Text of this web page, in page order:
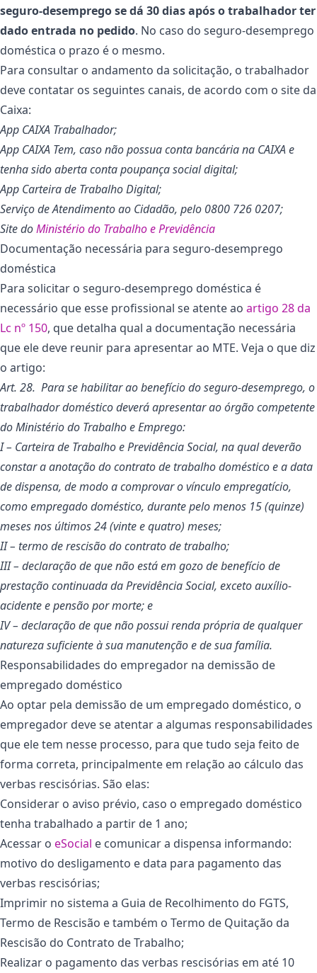
seguro-desemprego se dá 30 dias após o trabalhador ter
dado entrada no pedido. No caso do seguro-desemprego
doméstica o prazo é o mesmo.
Para consultar o andamento da solicitação, o trabalhador
deve contatar os seguintes canais, de acordo com o site da
Caixa:
App CAIXA Trabalhador;
App CAIXA Tem, caso não possua conta bancária na CAIXA e
tenha sido aberta conta poupança social digital;
App Carteira de Trabalho Digital;
Serviço de Atendimento ao Cidadão, pelo 0800 726 0207;
Site doMinistério do Trabalho e Previdência
Documentação necessária para seguro-desemprego
doméstica
Para solicitar o seguro-desemprego doméstica é
necessário que esse profissional se atente ao artigo 28 da
Lc nº 150, que detalha qual a documentação necessária
que ele deve reunir para apresentar ao MTE. Veja o que diz
o artigo:
Art. 28. Para se habilitar ao benefício do seguro-desemprego, o
trabalhador doméstico deverá apresentar ao órgão competente
do Ministério do Trabalho e Emprego:
I – Carteira de Trabalho e Previdência Social, na qual deverão
constar a anotação do contrato de trabalho doméstico e a data
de dispensa, de modo a comprovar o vínculo empregatício,
como empregado doméstico, durante pelo menos 15 (quinze)
meses nos últimos 24 (vinte e quatro) meses;
II – termo de rescisão do contrato de trabalho;
III – declaração de que não está em gozo de benefício de
prestação continuada da Previdência Social, exceto auxílio-
acidente e pensão por morte; e
IV – declaração de que não possui renda própria de qualquer
natureza suficiente à sua manutenção e de sua família.
Responsabilidades do empregador na demissão de
empregado doméstico
Ao optar pela demissão de um empregado doméstico, o
empregador deve se atentar a algumas responsabilidades
que ele tem nesse processo, para que tudo seja feito de
forma correta, principalmente em relação ao cálculo das
verbas rescisórias. São elas:
Considerar o aviso prévio, caso o empregado doméstico
tenha trabalhado a partir de 1 ano;
Acessar o eSocial e comunicar a dispensa informando:
motivo do desligamento e data para pagamento das
verbas rescisórias;
Imprimir no sistema a Guia de Recolhimento do FGTS,
Termo de Rescisão e também o Termo de Quitação da
Rescisão do Contrato de Trabalho;
Realizar o pagamento das verbas rescisórias em até 10